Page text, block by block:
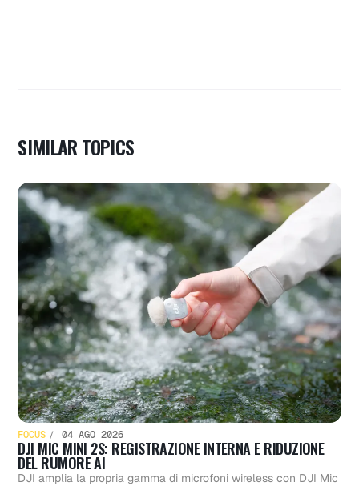
SIMILAR TOPICS
FOCUS 04 AGO 2026
DJI MIC MINI 2S: REGISTRAZIONE INTERNA E RIDUZIONE
DEL RUMORE AI
DJI amplia la propria gamma di microfoni wireless con DJI Mic